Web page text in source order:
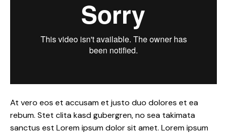
At vero eos et accusam et justo duo dolores et ea
rebum. Stet clita kasd gubergren, no sea takimata
sanctus est Lorem ipsum dolor sit amet. Lorem ipsum